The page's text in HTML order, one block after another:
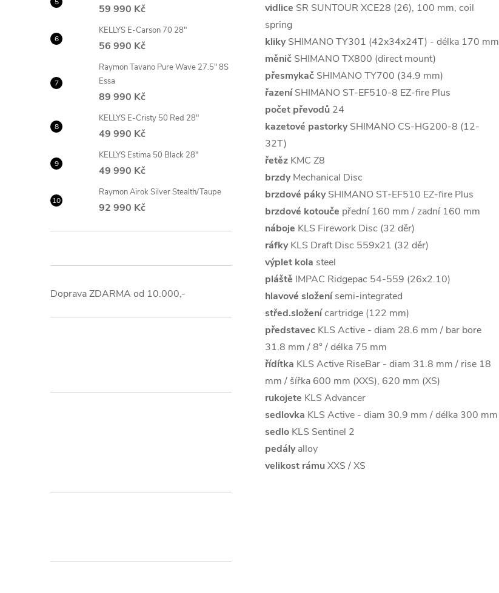
59 990 Kč
KELLYS E-Carson 70 28"
56 990 Kč
Raymon Tavano Pure Wave 27.5" 8S
Essa
89 990 Kč
KELLYS E-Cristy 50 Red 28"
49 990 Kč
KELLYS Estima 50 Black 28"
49 990 Kč
Raymon Airok Silver Stealth/Taupe
92 990 Kč
Doprava ZDARMA od 10.000,-
vidlice SR SUNTOUR XCE28 (26), 100 mm, coil
spring
klikySHIMANO TY301 (42x34x24T) - délka 170 mm
měnič SHIMANO TX800 (direct mount)
přesmykač SHIMANO TY700 (34.9 mm)
řazeníSHIMANO ST-EF510-8 EZ-fire Plus
počet převodů 24
kazetové pastorkySHIMANO CS-HG200-8 (12-
32T)
řetěz KMC Z8
brzdyMechanical Disc
brzdové pákySHIMANO ST-EF510 EZ-fire Plus
brzdové kotouče přední 160 mm / zadní 160 mm
náboje KLS Firework Disc (32 děr)
ráfkyKLS Draft Disc 559x21 (32 děr)
výplet kola steel
pláště IMPAC Ridgepac 54-559 (26x2.10)
hlavové složenísemi-integrated
střed.složenícartridge (122 mm)
představec KLS Active - diam 28.6 mm / bar bore
31.8 mm / 8° / délka 75 mm
řídítka KLS Active RiseBar - diam 31.8 mm / rise 18
mm / šířka 600 mm (XXS), 620 mm (XS)
rukojete KLS Advancer
sedlovka KLS Active - diam 30.9 mm / délka 300 mm
sedlo KLS Sentinel 2
pedályalloy
velikost rámuXXS / XS